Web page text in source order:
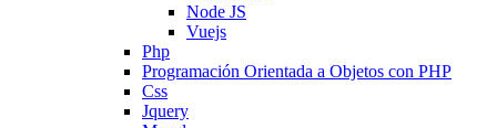
Node JS
Vuejs
Php
Programación Orientada a Objetos con PHP
Css
Jquery